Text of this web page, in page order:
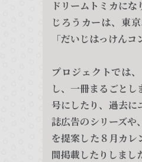
ドリームトミカに
じろうカーは、東
「だいじはっけんコ
プロジェクトでは
し、一冊まるごとし
号にしたり、過去に
誌広告のシリーズや
を提案した８月カレ
間掲載したりしまし